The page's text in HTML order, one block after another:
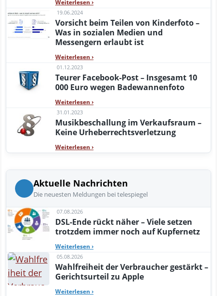
Weiterlesen ›
19.06.2024
Vorsicht beim Teilen von Kinderfoto –
Was in sozialen Medien und
Messengern erlaubt ist
Weiterlesen ›
01.12.2023
Teurer Facebook-Post – Insgesamt 10
000 Euro wegen Badewannenfoto
Weiterlesen ›
31.01.2023
Musikbeschallung im Verkaufsraum –
Keine Urheberrechtsverletzung
Weiterlesen ›
Aktuelle Nachrichten
Die neuesten Meldungen bei telespiegel
07.08.2026
DSL-Ende rückt näher – Viele setzen
trotzdem immer noch auf Kupfernetz
Weiterlesen ›
05.08.2026
Wahlfreiheit der Verbraucher gestärkt –
Gerichtsurteil zu Apple
Weiterlesen ›